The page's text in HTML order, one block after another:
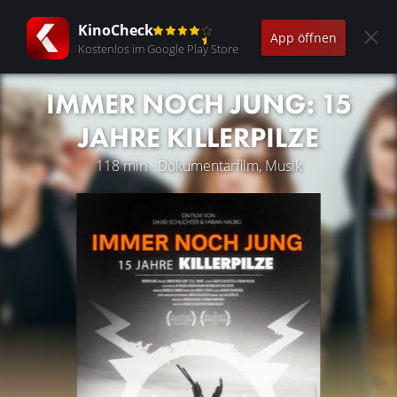
KinoCheck
Kostenlos im Google Play Store
App öffnen
IMMER NOCH JUNG: 15
JAHRE KILLERPILZE
118 min · Dokumentarfilm, Musik